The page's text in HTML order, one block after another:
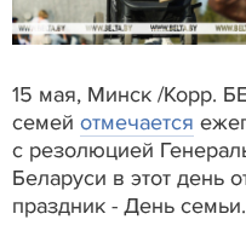
15 мая, Минск /Корр.
семей отмечается
с резолюцией
Беларуси в этот день
праздник - День семьи.